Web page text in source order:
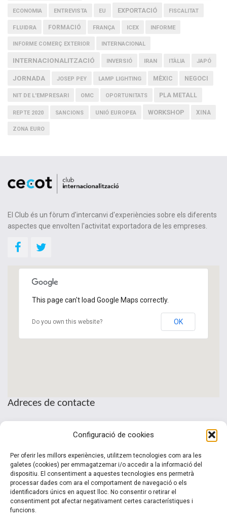
Configuració de cookies
Per oferir les millors experiències, utilitzem tecnologies com ara les
galetes (cookies) per emmagatzemar i/o accedir a la informació del
dispositiu. El consentiment a aquestes tecnologies ens permetrà
processar dades com ara el comportament de navegació o els
identificadors únics en aquest lloc. No consentir o retirar el
consentiment pot afectar negativament certes característiques i
funcions.
ECONOMIA ENTREVISTA EU EXPORTACIÓ FISCALITAT
FLUIDRA FORMACIÓ FRANÇA ICEX INFORME
INFORME COMERÇ EXTERIOR INTERNACIONAL
INTERNACIONALITZACIÓ INVERSIÓ IRAN ITÀLIA JAPÓ
JORNADA JOSEP PEY LAMP LIGHTING MÈXIC NEGOCI
NIT DE L'EMPRESARI OMC OPORTUNITATS PLA METALL
REPTE 2020 SANCIONS UNIÓ EUROPEA WORKSHOP XINA
ZONA EURO
El Club és un fòrum d'intercanvi d'experiències sobre els diferents
aspectes que envolten l'activitat exportadora de les empreses.
This page can't load Google Maps correctly.
Do you own this website? OK
Adreces de contacte
Telèfon: (+34) 937 361 100
clubinternacionalitzacio@cecot.org.